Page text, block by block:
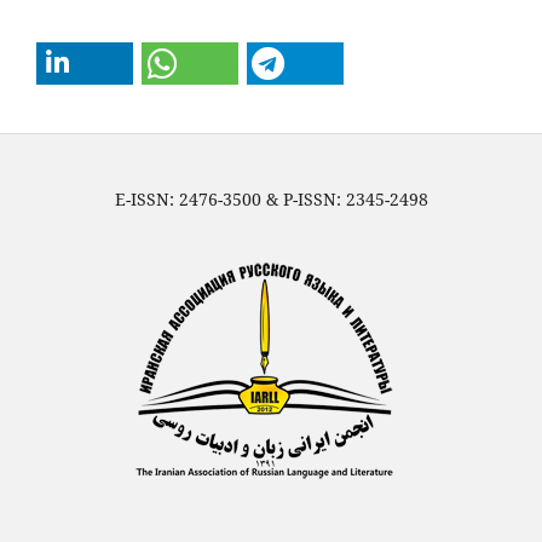
E-ISSN: 2476-3500 & P-ISSN: 2345-2498